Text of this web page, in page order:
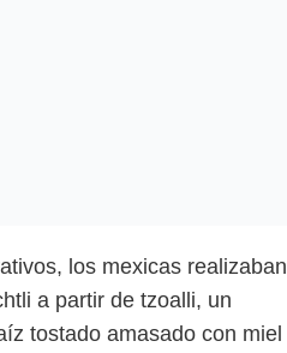
los mexicas realizaban
a partir de tzoalli, un
tostado amasado con miel